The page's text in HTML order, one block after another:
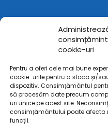
cookie-uri
Pentru a oferi cele mai bune
cookie-urile pentru a stoca și/
dispozitiv. Consimțământul
să procesăm date precum
uri unice pe acest site.
consimțământului poate afecta
funcții.